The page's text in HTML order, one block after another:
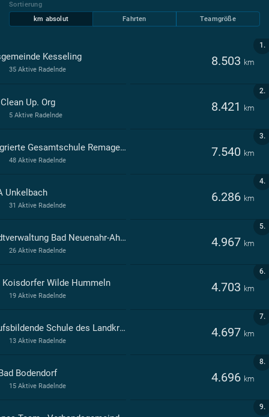
Sortierung
km absolut
Fahrten Teamgröße
1.
Kesseling 8.503 km
35 Aktive Radelnde
2.
Up. Org 8.421 km
5 Aktive Radelnde
3.
Integrierte Gesamtschule Remagen Remagen 7.540 km
48 Aktive Radelnde
4.
Unkelbach 6.286 km
31 Aktive Radelnde
5.
Stadtverwaltung Bad Neuenahr-Ahrweiler 4.967 km
26 Aktive Radelnde
6.
Koisdorfer Wilde Hummeln 4.703 km
19 Aktive Radelnde
7.
Berufsbildende Schule des Landkreises Ahrweiler Bad Neuenahr-Ahrweiler 4.697 km
13 Aktive Radelnde
8.
Bodendorf 4.696 km
15 Aktive Radelnde
9.